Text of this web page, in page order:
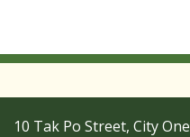
10 Tak Po Street, City One